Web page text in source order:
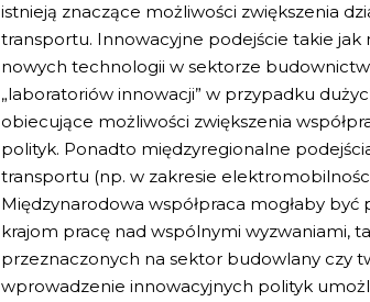
istnieją znaczące możliwości zwiększenia
transportu. Innowacyjne podejście takie jak
nowych technologii w sektorze
„laboratoriów innowacji” w przypadku
obiecujące możliwości zwiększenia
polityk. Ponadto międzyregionalne
transportu (np. w zakresie
Międzynarodowa współpraca mogłaby
krajom pracę nad wspólnymi wyzwaniami,
przeznaczonych na sektor budowlany czy
wprowadzenie innowacyjnych polityk